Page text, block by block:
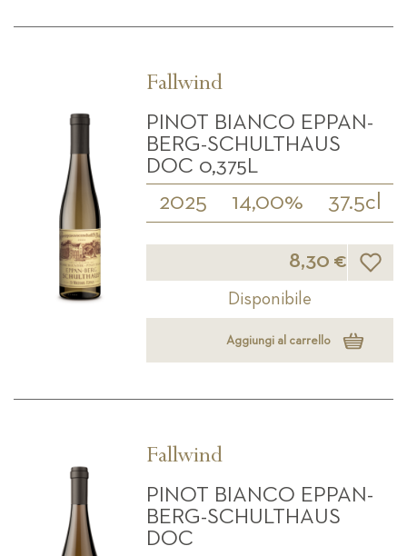
Fallwind
PINOT BIANCO EPPAN-
BERG-SCHULTHAUS
DOC 0,375L
2025 14,00% 37.5cl
8,30 € Lista
Disponibile
Aggiungi al carrello
Fallwind
PINOT BIANCO EPPAN-
BERG-SCHULTHAUS
DOC